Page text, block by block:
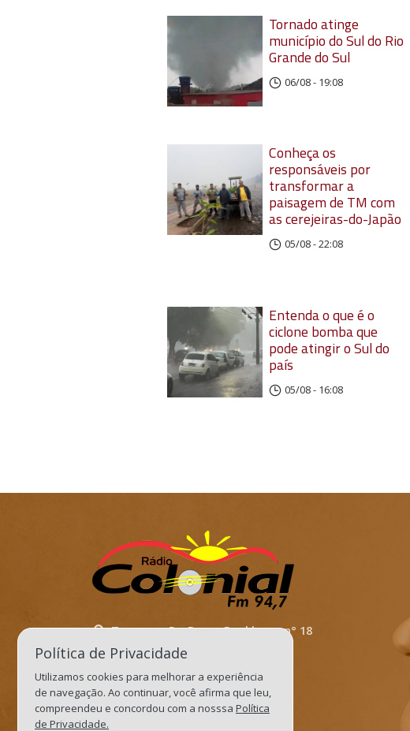
Tornado atinge
município do Sul do Rio
Grande do Sul
06/08 - 19:08
Conheça os
responsáveis por
transformar a
paisagem de TM com
as cerejeiras-do-Japão
05/08 - 22:08
Entenda o que é o
ciclone bomba que
pode atingir o Sul do
país
05/08 - 16:08
Travessa. Dr. Bruno Dockhorn, n° 18
Três de Maio/RS
Cep: 98910-000
recepcaocolonialfm@gmail.com
Política de Privacidade
Utilizamos cookies para melhorar a experiência
de navegação. Ao continuar, você afirma que leu,
compreendeu e concordou com a nosssa Política
de Privacidade.